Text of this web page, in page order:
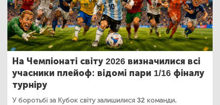
На Чемпіонаті світу 2026 визначилися всі
учасники плейоф: відомі пари 1/16 фіналу
турніру
У боротьбі за Кубок світу залишилися 32 команди.